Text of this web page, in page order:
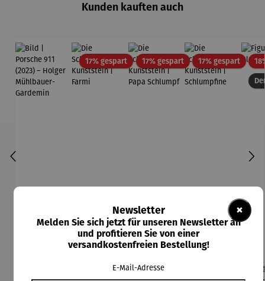
Kunden kauften auch
Porsche
17% gespartRabatt
Durchschnittliche Bewertung von 5 von 5 Sternen
Schlümpfe
17% gespartRabatt
Durchschnittliche Bewertung von 5
Die
Schlümpfe
17% gespartRabatt
Durchschnittliche
Schlümpfe
×
Newsletter
Melden Sie sich jetzt für unseren Newsletter an
und profitieren Sie von einer
versandkostenfreien Bestellung!
E-Mail-Adresse